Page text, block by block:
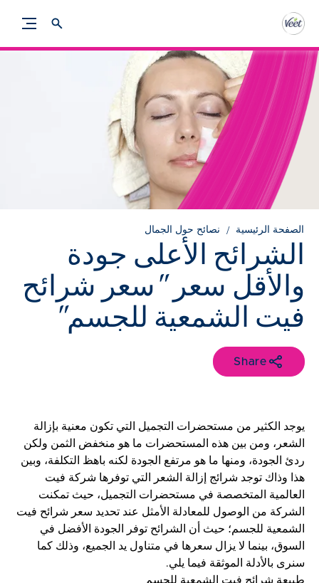
الصفحة الرئيسية نصائح حول الجمال
الشرائح الأعلى جودة
والأقل سعر "سعر شرائح
فيت الشمعية للجسم"
Share
يوجد الكثير من مستحضرات التجميل التي تكون معنية بإزالة
الشعر، ومن بين هذه المستحضرات ما هو منخفض الثمن ولكن
ردئ الجودة، ومنها ما هو مرتفع الجودة لكنه باهظ التكلفة، وبين
هذا وذاك توجد شرائج إزالة الشعر التي توفرها شركة فيت
العالمية المتخصصة في مستحضرات التجميل، حيث تمكنت
الشركة من الوصول للمعادلة الأمثل عند تحديد سعر شرائح فيت
الشمعية للجسم؛ حيث أن الشرائح توفر الجودة الأفضل في
السوق، بينما لا يزال سعرها في متناول يد الجميع، وذلك كما
سنرى بالأدلة الموثقة فيما يلي.
طبيعة شرائح فيت الشمعية للجسم